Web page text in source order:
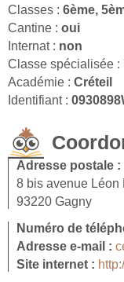
Classes : 6ème,
Cantine : oui
Internat : non
Classe spécialisée :
Académie : Créteil
Identifiant :
Adresse postale :
8 bis avenue Léon
93220 Gagny
Numéro de
Adresse e-mail :
Site internet :